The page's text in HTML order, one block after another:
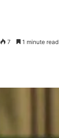
7 1 minute read